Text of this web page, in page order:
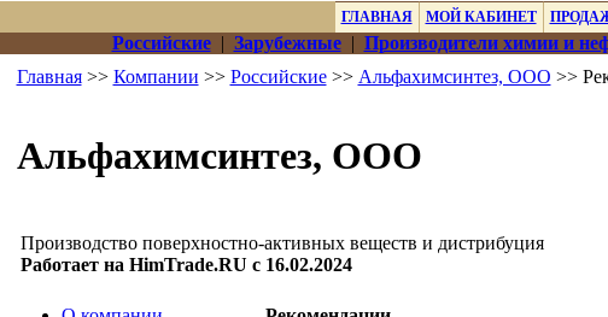
ГЛАВНАЯ МОЙ КАБИНЕТ
Российские| Зарубежные| Производители химии и
Главная>> Компании >> Российские>> Альфахимсинтез, ООО >>
Альфахимсинтез, ООО
Производство поверхностно-активных веществ и дистрибуция
Работает на HimTrade.RU с 16.02.2024